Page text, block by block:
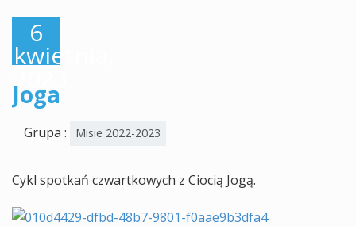
6
kwietnia,
2023
Joga
Grupa : Misie 2022-2023
Cykl spotkań czwartkowych z Ciocią Jogą.